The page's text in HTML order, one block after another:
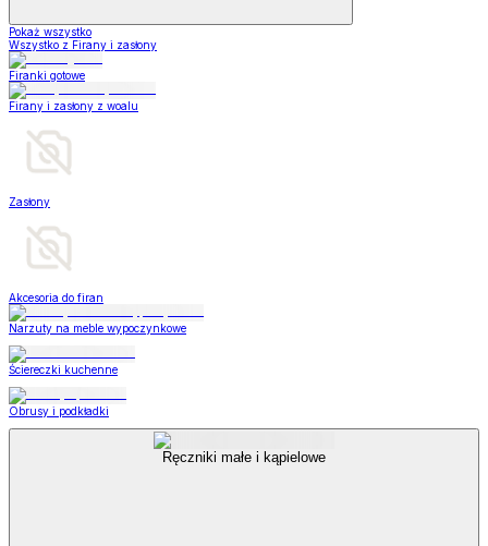
Pokaż wszystko
Wszystko z Firany i zasłony
Firanki gotowe
Firany i zasłony z woalu
Zasłony
Akcesoria do firan
Narzuty na meble wypoczynkowe
Ściereczki kuchenne
Obrusy i podkładki
Ręczniki małe i kąpielowe